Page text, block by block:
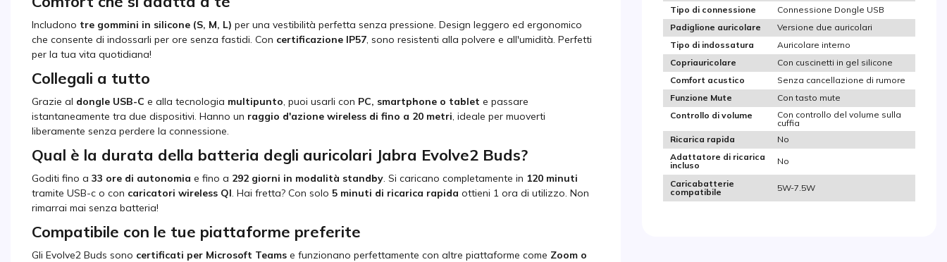
Includono tre gommini in silicone (S, M, L) per una vestibilità perfetta senza pressione. Design leggero ed ergonomico
che consente di indossarli per ore senza fastidi. Con certificazione IP57, sono resistenti alla polvere e all'umidità. Perfetti
per la tua vita quotidiana!
Collegali a tutto
Grazie al dongle USB-C e alla tecnologia multipunto, puoi usarli con PC, smartphone o tablet e passare
istantaneamente tra due dispositivi. Hanno un raggio d'azione wireless di fino a 20 metri, ideale per muoverti
liberamente senza perdere la connessione.
Qual è la durata della batteria degli auricolari Jabra Evolve2 Buds?
Goditi fino a 33 ore di autonomia e fino a 292 giorni in modalità standby. Si caricano completamente in 120 minuti
tramite USB-c o con caricatori wireless QI. Hai fretta? Con solo 5 minuti di ricarica rapida ottieni 1 ora di utilizzo. Non
rimarrai mai senza batteria!
Compatibile con le tue piattaforme preferite
Gli Evolve2 Buds sono certificati per Microsoft Teams e funzionano perfettamente con altre piattaforme come Zoom o
Tipo di connessione
Connessione Dongle USB
Padiglione auricolare
Versione due auricolari
Tipo di indossatura
Auricolare interno
Copriauricolare
Con cuscinetti in gel silicone
Comfort acustico
Senza cancellazione di rumore
Funzione Mute
Con tasto mute
Controllo di volume
Con controllo del volume sulla
cuffia
Ricarica rapida
No
Adattatore di ricarica
incluso
No
Caricabatterie
compatibile
5W-7.5W